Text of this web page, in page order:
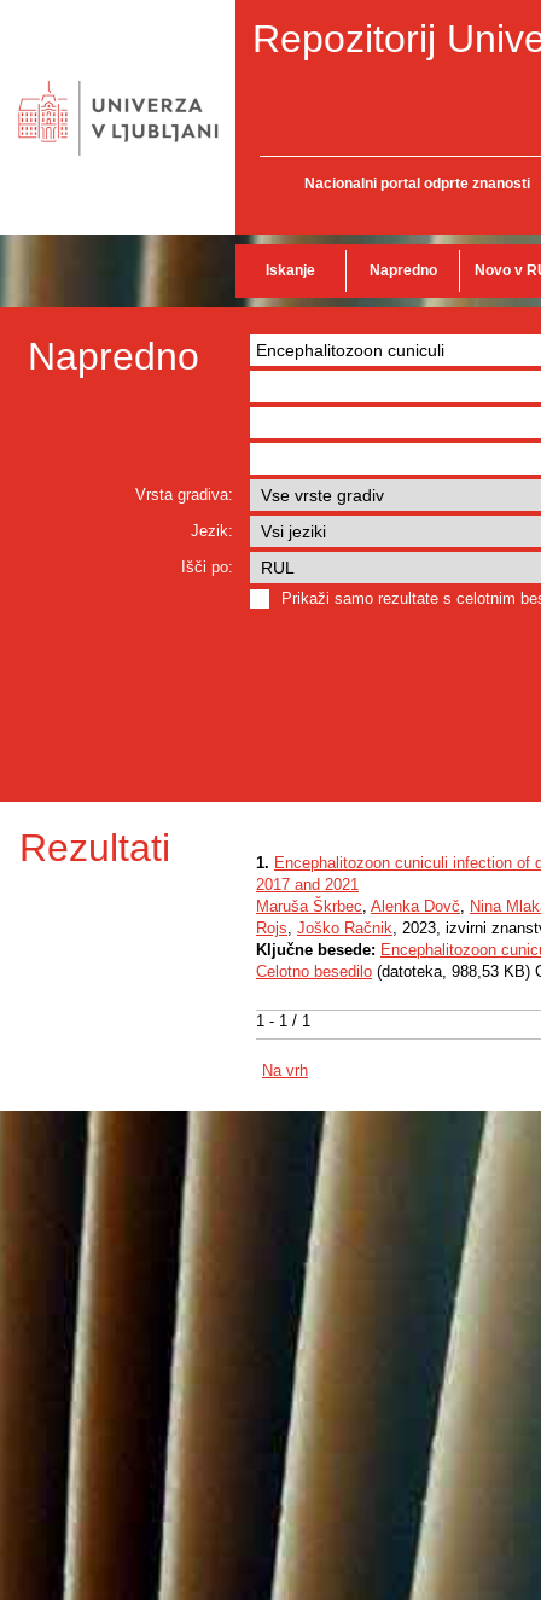
Repozitorij
Nacionalni portal odprte znanosti
Iskanje Napredno Novo v
Napredno
Vrsta gradiva:
Jezik:
Išči po:
Prikaži samo rezultate s celotnim
Rezultati
1 - 1 / 1
1. Encephalitozoon cuniculi infection of
2017 and 2021
Maruša Škrbec, Alenka Dovč, Nina
Rojs, Joško Račnik, 2023, izvirni
Ključne besede: Encephalitozoon
Celotno besedilo (datoteka, 988,53 KB)
Na vrh